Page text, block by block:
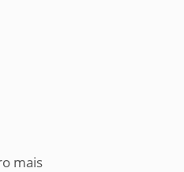
mais